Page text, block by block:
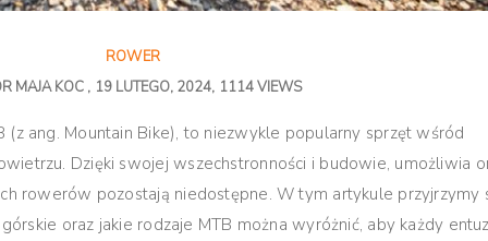
ROWER
MAJA KOC 19 LUTEGO, 2024 1114 VIEWS
(z ang. Mountain Bike), to niezwykle popularny sprzęt wśród
Dzięki swojej wszechstronności i budowie, umożliwia
rowerów pozostają niedostępne. W tym artykule przyjrzymy
oraz jakie rodzaje MTB można wyróżnić, aby każdy